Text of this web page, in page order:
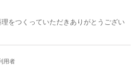
をつくっていただきありがとうござい
用者